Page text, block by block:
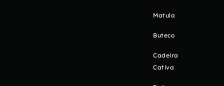
Matula
Buteco
Cadeira
Cativa